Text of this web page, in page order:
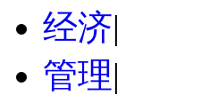
经济|
管理|